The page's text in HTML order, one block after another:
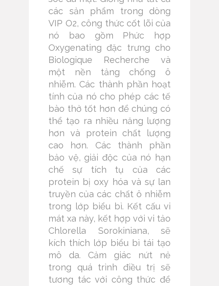
các sản phẩm trong dòng
VIP O2, công thức cốt lõi của
nó bao gồm Phức hợp
Oxygenating đặc trưng cho
Biologique Recherche và
một nền tảng chống ô
nhiễm. Các thành phần hoạt
tính của nó cho phép các tế
bào thở tốt hơn để chúng có
thể tạo ra nhiều năng lượng
hơn và protein chất lượng
cao hơn. Các thành phần
bảo vệ, giải độc của nó hạn
chế sự tích tụ của các
protein bị oxy hóa và sự lan
truyền của các chất ô nhiễm
trong lớp biểu bì. Kết cấu vi
mát xa này, kết hợp với vi tảo
Chlorella Sorokiniana, sẽ
kích thích lớp biểu bì tái tạo
mô da. Cảm giác nứt nẻ
trong quá trình điều trị sẽ
tương tác với công thức để